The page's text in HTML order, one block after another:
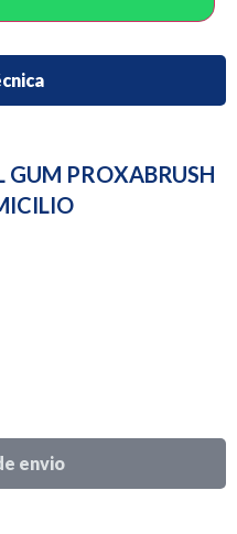
envio
GUM PROXABRUSH